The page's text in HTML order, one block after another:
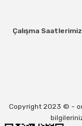
31/12/2026
Kargo İle İlgili
Çalışma
Copyright 2023 © -